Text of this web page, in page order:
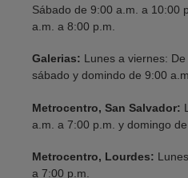
Sábado de 9:00 a.m. a 10:00
a.m. a 8:00 p.m.
Galerias: Lunes a viernes:
sábado y domindo de 9:00
Metrocentro, San Salvador:
a.m. a 7:00 p.m. y domingo
Metrocentro, Lourdes:
a 7:00 p.m.